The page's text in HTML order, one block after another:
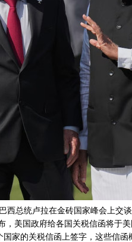
西总统卢拉在金砖国家峰会上交
，美国政府给各国关税信函将于
家的关税信函上签字，这些信